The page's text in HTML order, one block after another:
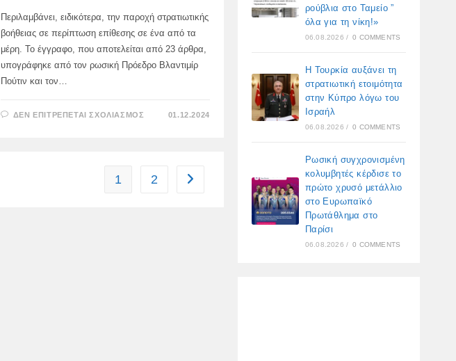
Περιλαμβάνει, ειδικότερα, την παροχή στρατιωτικής
βοήθειας σε περίπτωση επίθεσης σε ένα από τα
μέρη. Το έγγραφο, που αποτελείται από 23 άρθρα,
υπογράφηκε από τον ρωσική Πρόεδρο Βλαντιμίρ
Πούτιν και τον…
ΔΕΝ ΕΠΙΤΡΈΠΕΤΑΙ ΣΧΟΛΙΑΣΜΌΣ
ΔΟΎΜΑ
ΣΧΈΔΙΟ
01.12.2024
1 2 Go to the next page
ρούβλια στο Ταμείο ”
όλα για τη νίκη!»
06.08.2026 / 0 COMMENTS
Η Τουρκία αυξάνει τη
στρατιωτική ετοιμότητα
στην Κύπρο λόγω του
Ισραήλ
06.08.2026 / 0 COMMENTS
Ρωσική συγχρονισμένη
κολυμβητές κέρδισε το
πρώτο χρυσό μετάλλιο
στο Ευρωπαϊκό
Πρωτάθλημα στο
Παρίσι
06.08.2026 / 0 COMMENTS